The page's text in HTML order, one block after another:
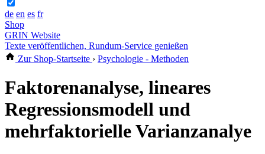
de en es fr
Shop
GRIN Website
Texte veröffentlichen, Rundum-Service genießen
Zur Shop-Startseite › Psychologie - Methoden
Faktorenanalyse, lineares
Regressionsmodell und
mehrfaktorielle Varianzanalye